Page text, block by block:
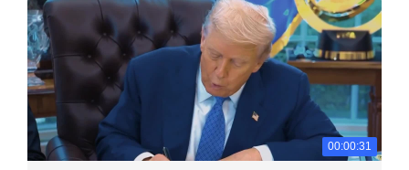
00:00:31